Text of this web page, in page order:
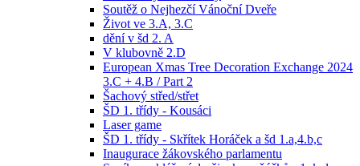
Soutěž o Nejhezčí Vánoční Dveře
Život ve 3.A, 3.C
dění v šd 2. A
V klubovně 2.D
European Xmas Tree Decoration Exchange 2024
3.C + 4.B / Part 2
Šachový střed/střet
ŠD 1. třídy - Kousáci
Laser game
ŠD 1. třídy - Skřítek Horáček a šd 1.a,4.b,c
Inaugurace žákovského parlamentu